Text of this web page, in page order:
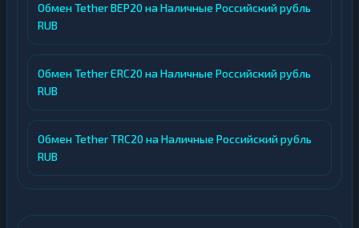
Обмен Tether BEP20 на Наличные Российский рубль
RUB
Обмен Tether ERC20 на Наличные Российский рубль
RUB
Обмен Tether TRC20 на Наличные Российский рубль
RUB